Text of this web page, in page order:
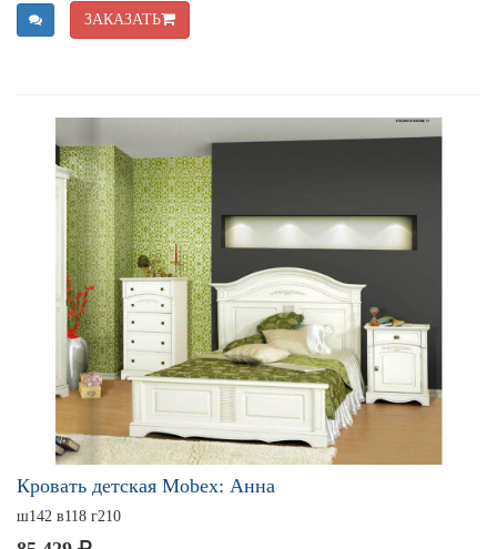
ЗАКАЗАТЬ
Кровать детская Mobex: Анна
ш142 в118 г210